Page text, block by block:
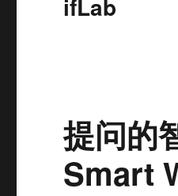
ifLab
提问的
Smart